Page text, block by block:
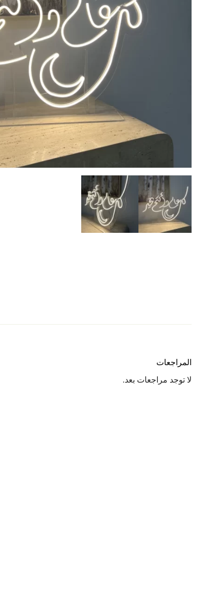
المراجعات
لا توجد مراجعات بعد.